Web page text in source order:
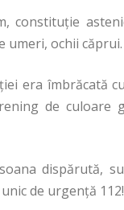
constituţie
umeri, ochii căprui.
era îmbrăcată
de culoare
dispărută,
de urgenţă 112!